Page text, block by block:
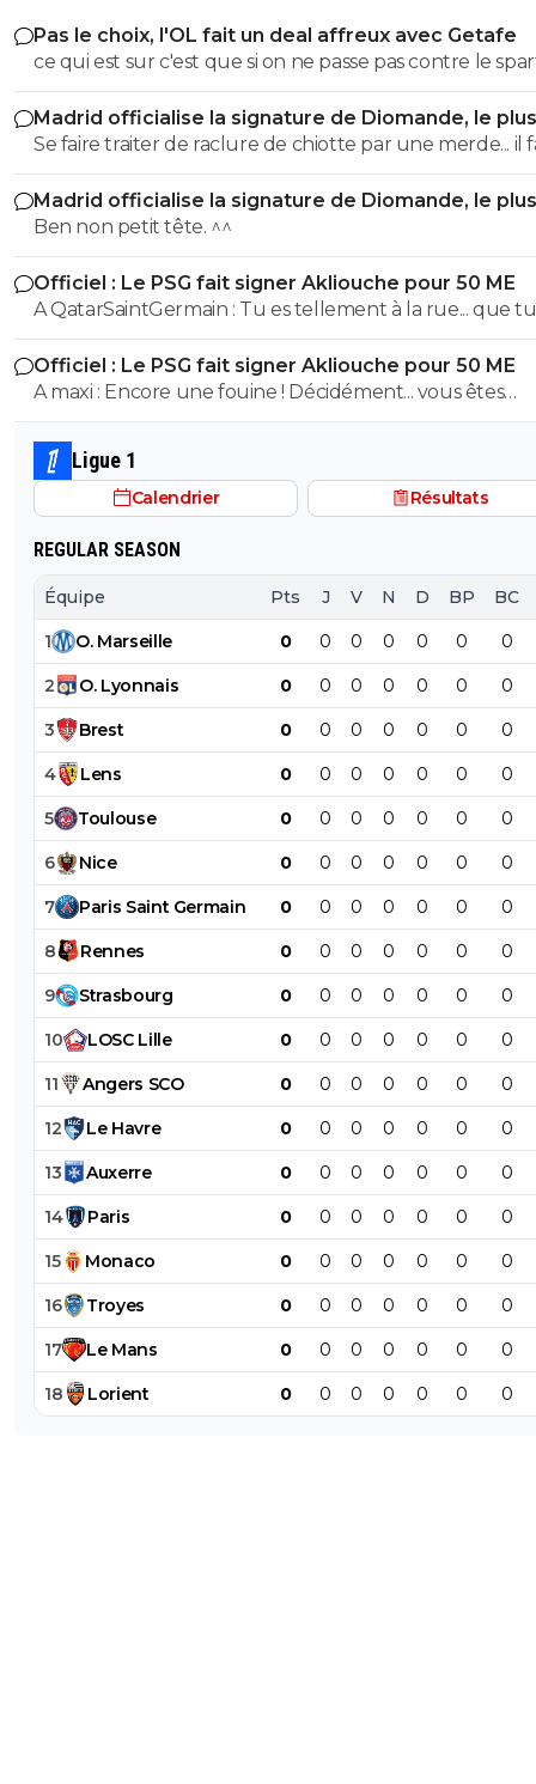
Pas le choix, l'OL fait un deal affreux avec Getafe
ce qui est sur c'est que si on ne passe pas contre le
ca fait etre la grande braderie
Madrid officialise la signature de Diomande, le
transfert de son histoire
Se faire traiter de raclure de chiotte par une merde... il
faire. Mdr
Madrid officialise la signature de Diomande, le
transfert de son histoire
Ben non petit tête. ^^
Officiel : Le PSG fait signer Akliouche pour 50 ME
A QatarSaintGermain : Tu es tellement à la rue... que tu n'as
même pas compris que l'ASM était l'adversaire direct
cette saison.
Officiel : Le PSG fait signer Akliouche pour 50 ME
A maxi : Encore une fouine ! Décidément... vous êtes
beaucoup ^^
Ligue 1
Calendrier Résultats
REGULAR SEASON
Équipe Pts J V N D BP BC
1 O. Marseille 0 0 0 0 0 0 0
2 O. Lyonnais 0 0 0 0 0 0 0
3 Brest 0 0 0 0 0 0 0
4 Lens 0 0 0 0 0 0 0
5 Toulouse 0 0 0 0 0 0 0
6 Nice 0 0 0 0 0 0 0
7 Paris Saint Germain 0 0 0 0 0 0 0
8 Rennes 0 0 0 0 0 0 0
9 Strasbourg 0 0 0 0 0 0 0
10 LOSC Lille 0 0 0 0 0 0 0
11 Angers SCO 0 0 0 0 0 0 0
12 Le Havre 0 0 0 0 0 0 0
13 Auxerre 0 0 0 0 0 0 0
14 Paris 0 0 0 0 0 0 0
15 Monaco 0 0 0 0 0 0 0
16 Troyes 0 0 0 0 0 0 0
17 Le Mans 0 0 0 0 0 0 0
18 Lorient 0 0 0 0 0 0 0